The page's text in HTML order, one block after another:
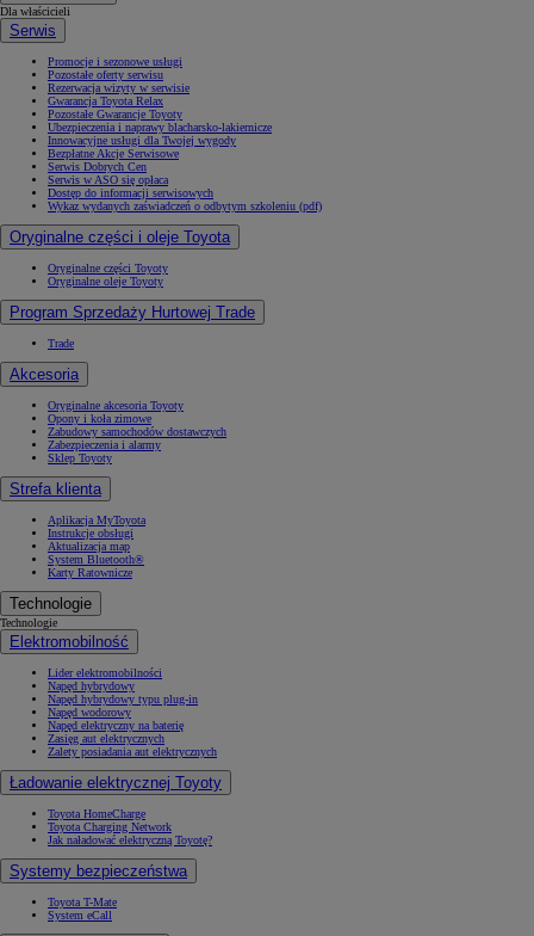
Dla właścicieli
Serwis
Promocje i sezonowe usługi
Pozostałe oferty serwisu
Rezerwacja wizyty w serwisie
Gwarancja Toyota Relax
Pozostałe Gwarancje Toyoty
Ubezpieczenia i naprawy blacharsko-lakiernicze
Innowacyjne usługi dla Twojej wygody
Bezpłatne Akcje Serwisowe
Serwis Dobrych Cen
Serwis w ASO się opłaca
Dostęp do informacji serwisowych
Wykaz wydanych zaświadczeń o odbytym szkoleniu (pdf)
Oryginalne części i oleje Toyota
Oryginalne części Toyoty
Oryginalne oleje Toyoty
Program Sprzedaży Hurtowej Trade
Trade
Akcesoria
Oryginalne akcesoria Toyoty
Opony i koła zimowe
Zabudowy samochodów dostawczych
Zabezpieczenia i alarmy
Sklep Toyoty
Strefa klienta
Aplikacja MyToyota
Instrukcje obsługi
Aktualizacja map
System Bluetooth®
Karty Ratownicze
Technologie
Technologie
Elektromobilność
Lider elektromobilności
Napęd hybrydowy
Napęd hybrydowy typu plug-in
Napęd wodorowy
Napęd elektryczny na baterię
Zasięg aut elektrycznych
Zalety posiadania aut elektrycznych
Ładowanie elektrycznej Toyoty
Toyota HomeCharge
Toyota Charging Network
Jak naładować elektryczną Toyotę?
Systemy bezpieczeństwa
Toyota T-Mate
System eCall